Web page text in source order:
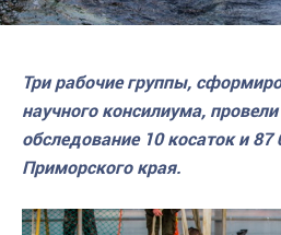
Три рабочие группы,
научного консилиума,
обследование 10 косаток и 87
Приморского края.